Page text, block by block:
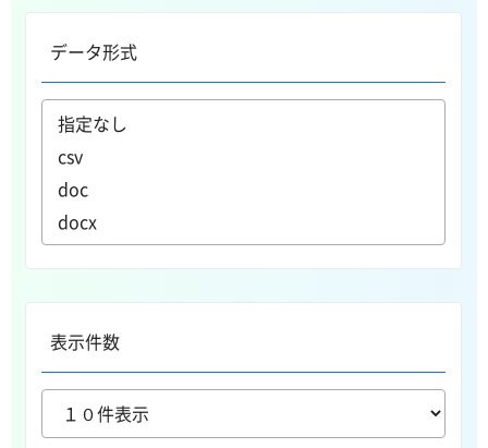
データ形式
表示件数